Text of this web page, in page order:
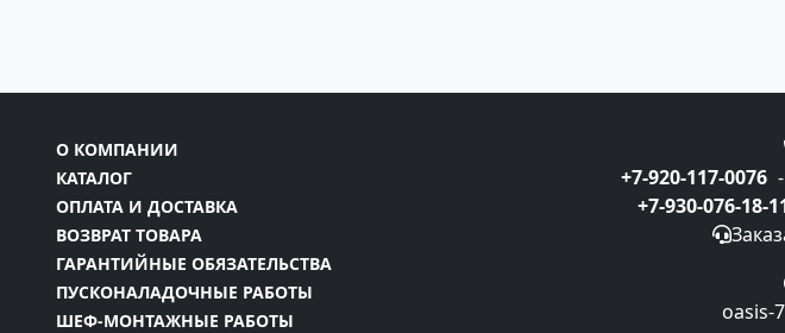
О КОМПАНИИ
КАТАЛОГ
ОПЛАТА И ДОСТАВКА
ВОЗВРАТ ТОВАРА
ГАРАНТИЙНЫЕ ОБЯЗАТЕЛЬСТВА
ПУСКОНАЛАДОЧНЫЕ РАБОТЫ
ШЕФ-МОНТАЖНЫЕ РАБОТЫ
+7-920-117-0076
+7-930-076-18-
oasis-